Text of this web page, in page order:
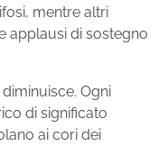
mentre altri
applausi di sostegno
Ogni
di significato
ai cori dei